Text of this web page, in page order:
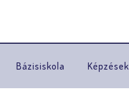
Bázisiskola Képzések